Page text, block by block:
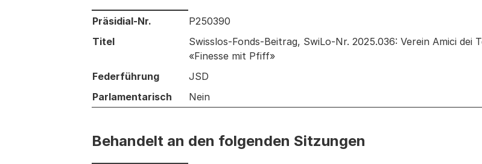
Informationen zum Ausgewählten Geschäft
Präsidial-Nr.
P250390
Titel
Swisslos-Fonds-Beitrag, SwiLo-Nr. 2025.036: Verein Amici
«Finesse mit Pfiff»
Federführung
JSD
Parlamentarisch
Nein
Behandelt an den folgenden Sitzungen